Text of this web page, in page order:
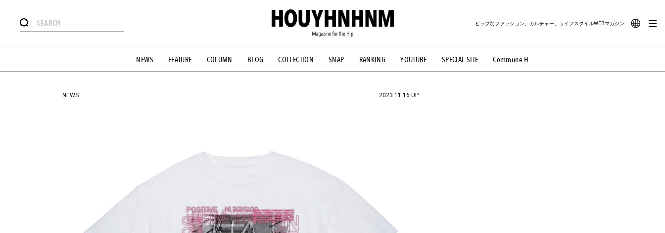
NEWS FEATURE COLUMN BLOG COLLECTION SNAP RANKING YOUTUBE SPECIAL SITE Commune H
ヒップなファッション、カルチャー、ライフスタイルWEBマガジン
#憧れの逸品 #ESSENTIAL DESIGNS #古着サミット #NEW VINTAGE #マイナーグッド図鑑 #路地裏てぃーん。 #MONTHLY JOURNAL
#GH 銘品の所以 #フイナムのYouTube #Commune H #FOCUS IT #AH.H #ととけん #FASHION #MUSIC #MOVIE #LIFESTYLE #SNEAKER #OUTDOOR
#HANDSOME HANDBOOK
NEWS 2023.11.16 UP